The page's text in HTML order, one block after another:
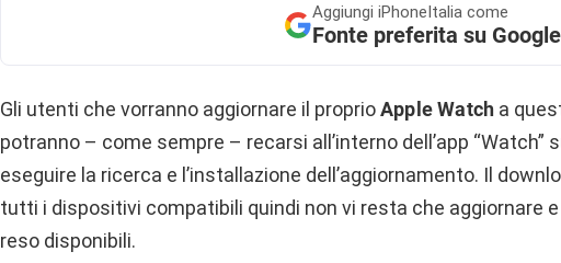
Aggiungi iPhoneItalia come
Fonte preferita su Google
Gli utenti che vorranno aggiornare il proprioApple Watch a
potranno – come sempre – recarsi all’interno dell’app “Watch”
eseguire la ricerca e l’installazione dell’aggiornamento. Il
tutti i dispositivi compatibili quindi non vi resta che aggiornare
reso disponibili.